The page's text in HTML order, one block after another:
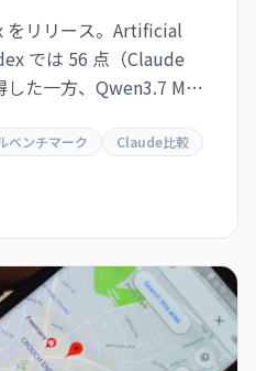
をリリース。Artificial
では 56 点（Claude
た一方、Qwen3.7 Max
実用性を疑問視する声
ベンチマーク
Claude比較